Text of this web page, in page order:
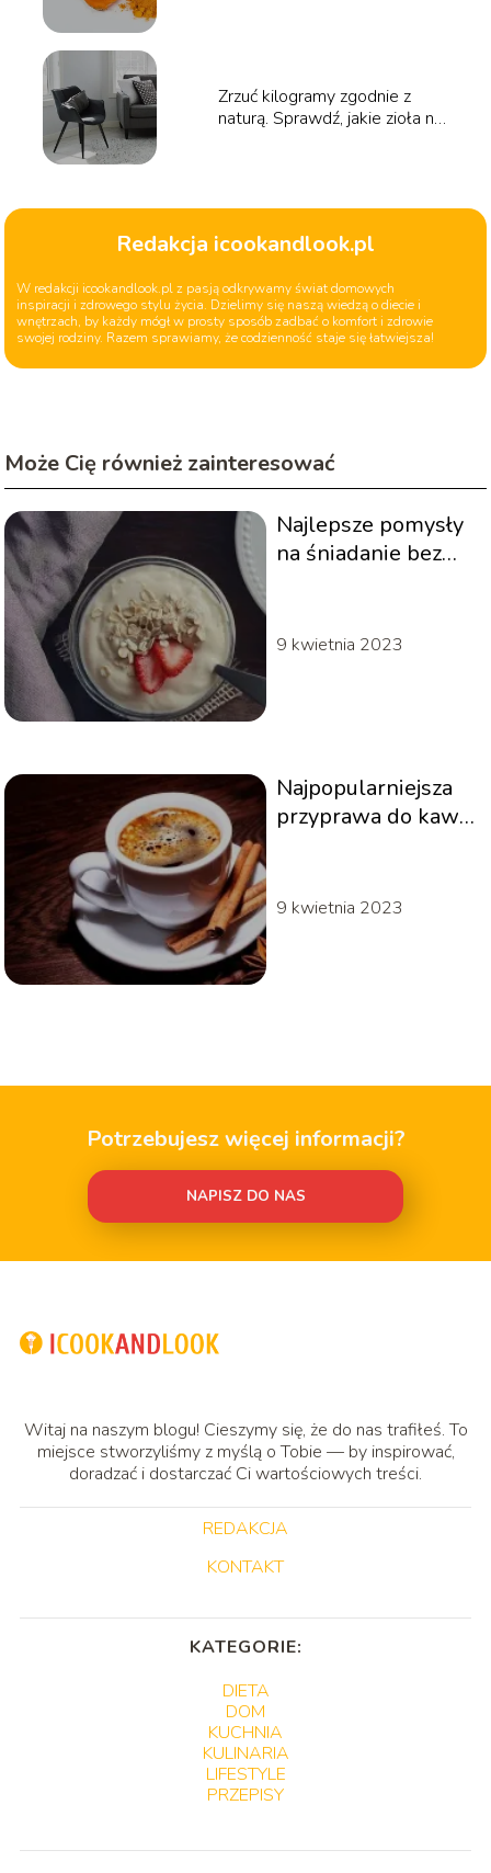
Zrzuć kilogramy zgodnie z
naturą. Sprawdź, jakie zioła na
Redakcja icookandlook.pl
W redakcji icookandlook.pl z pasją odkrywamy świat domowych
inspiracji i zdrowego stylu życia. Dzielimy się naszą wiedzą o diecie i
wnętrzach, by każdy mógł w prosty sposób zadbać o komfort i zdrowie
swojej rodziny. Razem sprawiamy, że codzienność staje się łatwiejsza!
Może Cię również zainteresować
Najlepsze pomysły
na śniadanie bez
9 kwietnia 2023
Najpopularniejsza
przyprawa do kawy
9 kwietnia 2023
Potrzebujesz więcej informacji?
NAPISZ DO NAS
Witaj na naszym blogu! Cieszymy się, że do nas trafiłeś. To
miejsce stworzyliśmy z myślą o Tobie — by inspirować,
doradzać i dostarczać Ci wartościowych treści.
REDAKCJA
KONTAKT
KATEGORIE:
DIETA
DOM
KUCHNIA
KULINARIA
LIFESTYLE
PRZEPISY